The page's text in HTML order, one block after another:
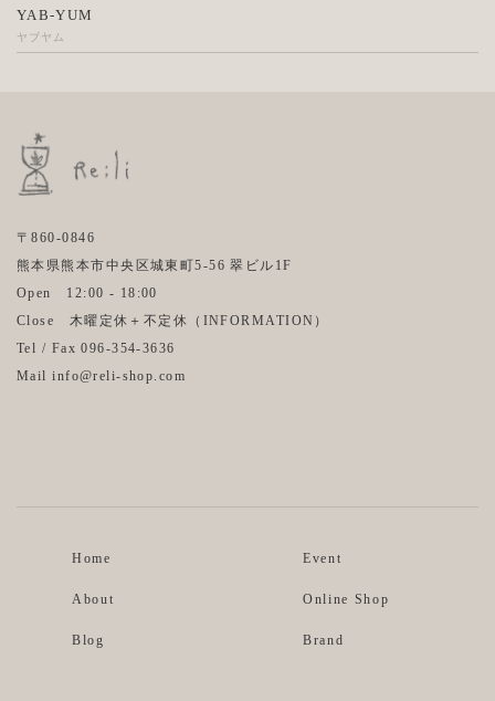
YAB-YUM
ヤブヤム
〒860-0846
熊本県熊本市中央区城東町5-56 翠ビル1F
Open 12:00 - 18:00
Close 木曜定休＋不定休（ INFORMATION ）
Tel / Fax 096-354-3636
Mail info@reli-shop.com
Home
About
Blog
Event
Online Shop
Brand